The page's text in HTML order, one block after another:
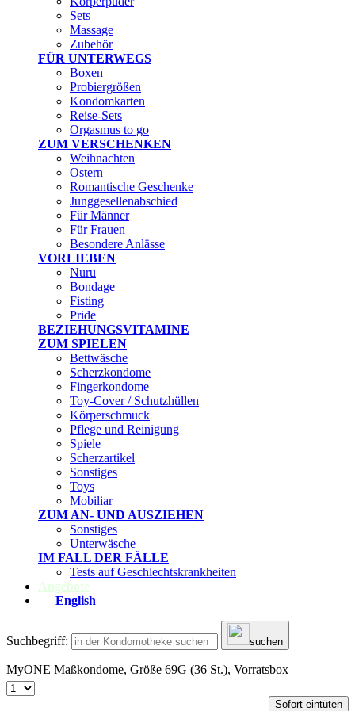
Sets
Massage
Zubehör
FÜR UNTERWEGS
Boxen
Probiergrößen
Kondomkarten
Reise-Sets
Orgasmus to go
ZUM VERSCHENKEN
Weihnachten
Ostern
Romantische Geschenke
Junggesellenabschied
Für Männer
Für Frauen
Besondere Anlässe
VORLIEBEN
Nuru
Bondage
Fisting
Pride
BEZIEHUNGSVITAMINE
ZUM SPIELEN
Bettwäsche
Scherzkondome
Fingerkondome
Toy-Cover / Schutzhüllen
Körperschmuck
Pflege und Reinigung
Spiele
Scherzartikel
Sonstiges
Toys
Mobiliar
ZUM AN- UND AUSZIEHEN
Sonstiges
Unterwäsche
IM FALL DER FÄLLE
Tests auf Geschlechtskrankheiten
Angebote
English
Suchbegriff: suchen
MyONE Maßkondome, Größe 69G (36 St.), Vorratsbox
Sofort eintüten